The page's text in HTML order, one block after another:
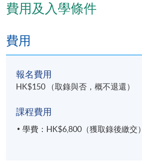
費用及入學條件
費用
報名費用
HK$150 （取錄與否，概不退還）
課程費用
學費：HK$6,800（獲取錄後繳交）